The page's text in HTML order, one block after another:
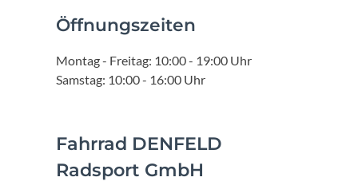
Öffnungszeiten
Montag - Freitag: 10:00 - 19:00 Uhr
Samstag: 10:00 - 16:00 Uhr
Fahrrad DENFELD
Radsport GmbH